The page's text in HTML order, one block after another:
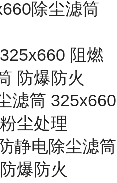
除尘滤筒
阻燃
防爆防火
滤筒 325x660
尘处理
静电除尘滤筒
爆防火